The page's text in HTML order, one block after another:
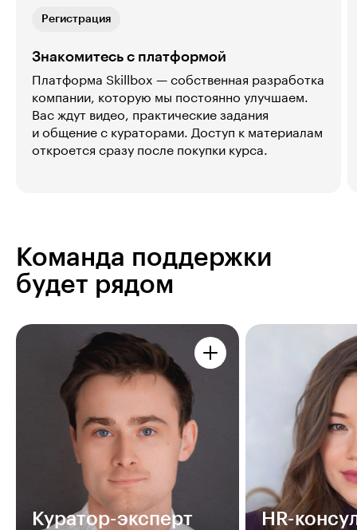
Регистрация
Знакомитесь с платформой
Платформа Skillbox — собственная разработка
компании, которую мы постоянно улучшаем.
Вас ждут видео, практические задания
и общение с кураторами. Доступ к материалам
откроется сразу после покупки курса.
Команда поддержки
будет рядом
Куратор-эксперт HR-